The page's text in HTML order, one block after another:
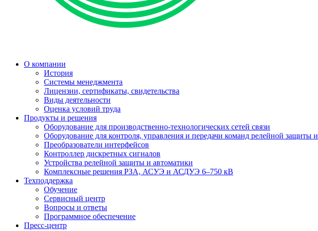
О компании
История
Системы менеджмента
Лицензии, сертификаты, свидетельства
Виды деятельности
Оценка условий труда
Продукты и решения
Оборудование для производственно-технологических сетей связи
Оборудование для контроля, управления и передачи команд релейной защиты
Преобразователи интерфейсов
Контроллер дискретных сигналов
Устройства релейной защиты и автоматики
Комплексные решения РЗА, АСУЭ и АСДУЭ 6–750 кВ
Техподдержка
Обучение
Сервисный центр
Вопросы и ответы
Программное обеспечение
Пресс-центр